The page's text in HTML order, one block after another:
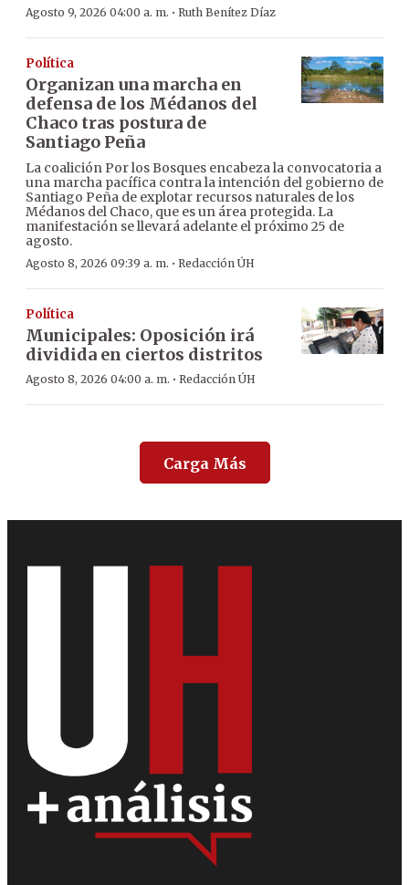
Agosto 9, 2026 04:00 a. m. · Ruth Benítez Díaz
Política
Organizan una marcha en
defensa de los Médanos del
Chaco tras postura de
Santiago Peña
La coalición Por los Bosques encabeza la convocatoria a
una marcha pacífica contra la intención del gobierno de
Santiago Peña de explotar recursos naturales de los
Médanos del Chaco, que es un área protegida. La
manifestación se llevará adelante el próximo 25 de
agosto.
Agosto 8, 2026 09:39 a. m. · Redacción ÚH
Política
Municipales: Oposición irá
dividida en ciertos distritos
Agosto 8, 2026 04:00 a. m. · Redacción ÚH
Carga Más